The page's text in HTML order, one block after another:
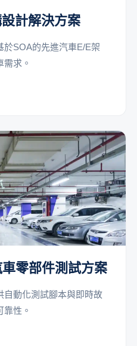
計解決方案
於SOA的先進汽車E/E架
求。
零部件測試方案
自動化測試腳本與即時故
性。